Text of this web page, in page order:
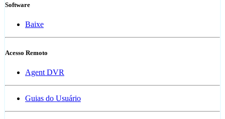
Software
Baixe
Acesso Remoto
Agent DVR
Guias do Usuário